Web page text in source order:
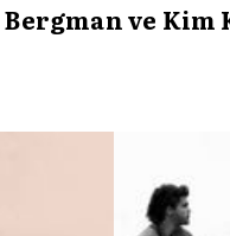
ve Kim